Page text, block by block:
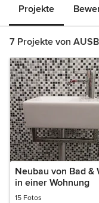
Projekte
7 Projekte von
Neubau von Bad &
in einer Wohnung
15 Fotos